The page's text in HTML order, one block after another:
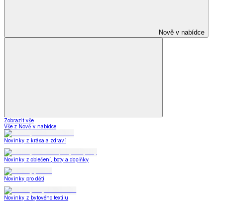
Nově v nabídce
Zobrazit vše
Vše z Nově v nabídce
Novinky z krása a zdraví
Novinky z oblečení, boty a doplňky
Novinky pro děti
Novinky z bytového textilu